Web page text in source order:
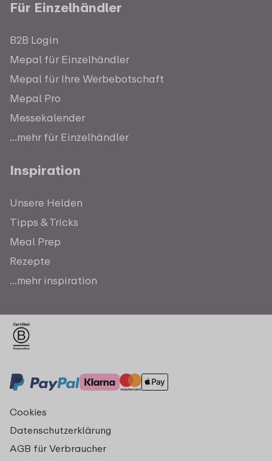
Für Einzelhändler
B2B Login
Mepal für Einzelhändler
Mepal für Ihre Werbebotschaft
Mepal Pro
Messekalender
...mehr für Einzelhändler
Inspiration
Unsere Helden
Tipps & Tricks
Meal Prep
Rezepte
...mehr inspiration
Cookies
Datenschutzerklärung
AGB für Verbraucher